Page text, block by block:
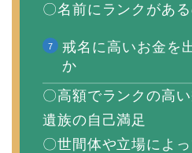
〇名前にランクがあ
戒名に高いお金を
か
〇高額でランクの高
遺族の自己満足
〇世間体や立場によ